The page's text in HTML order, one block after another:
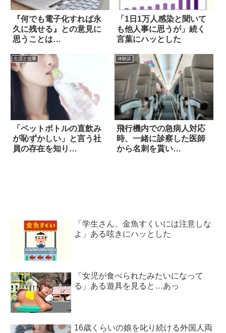
『何でも電子化すれば永
久に残せる』との意見に
思うことは…
「1日1万人感染と聞いて
も他人事に思うが」続く
言葉にハッとした
生活と仕事
「ペットボトルの直飲み
が恥ずかしい」と言う社
員の存在を知り…
体験談
飛行機内での急病人対応
時、一緒に診察した医師
から名刺を貰い…
「学生さん、金魚すくいには注意しな
よ」ある呟きにハッとした
「女児が食べられたみたいになって
る」ある遊具を見ると…あっ
16歳くらいの娘を叱り続ける外国人両